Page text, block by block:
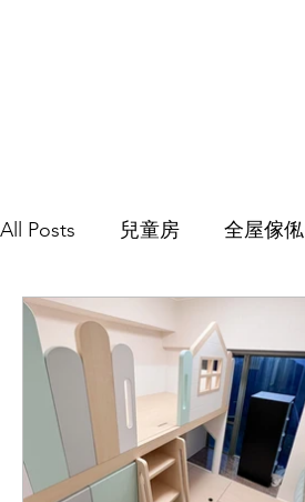
All Posts 兒童房 全屋傢俬
C字櫃